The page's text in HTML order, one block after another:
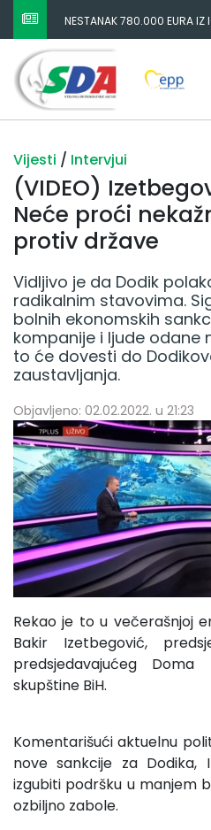
POŽARI PONOVO HARAJU,
TRAKTORA POTROŠILA NA
VEĆINE
Vijesti / Intervjui
(VIDEO)
Neće proći
protiv države
Vidljivo je da Dodik
radikalnim stavovima.
bolnih ekonomskih
kompanije i ljude odane
to će dovesti do
zaustavljanja.
Objavljeno: 02.02.2022. u 21:23
Rekao je to u večerašnjoj
Bakir Izetbegović,
predsjedavajućeg Doma
skupštine BiH.
Komentarišući aktuelnu
nove sankcije za
izgubiti podršku u manjem
ozbiljno zabole.